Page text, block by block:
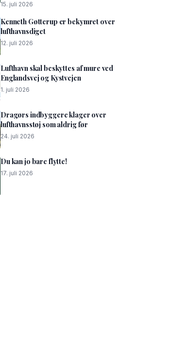
15. juli 2026
Kenneth Gøtterup er bekymret over
lufthavnsdiget
12. juli 2026
Lufthavn skal beskyttes af mure ved
Englandsvej og Kystvejen
1. juli 2026
Dragørs indbyggere klager over
lufthavnsstøj som aldrig før
24. juli 2026
Du kan jo bare flytte!
17. juli 2026